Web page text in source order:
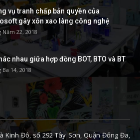
vụ tranh chấp bản quyền của
gây xôn xao làng công nghệ
Năm 22, 2018
nhau giữa hợp đồng BOT, BTO và BT
Ba 14, 2018
Kinh Đô, số 292 Tây Sơn, Quận Đống Đa,